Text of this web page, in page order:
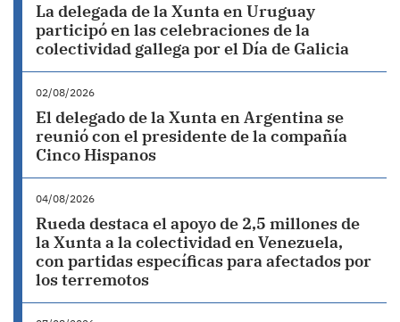
La delegada de la Xunta en Uruguay
participó en las celebraciones de la
colectividad gallega por el Día de Galicia
02/08/2026
El delegado de la Xunta en Argentina se
reunió con el presidente de la compañía
Cinco Hispanos
04/08/2026
Rueda destaca el apoyo de 2,5 millones de
la Xunta a la colectividad en Venezuela,
con partidas específicas para afectados por
los terremotos